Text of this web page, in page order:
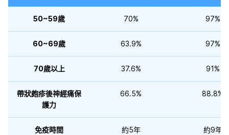
50~59歲 70% 97%
60~69歲 63.9% 97%
70歲以上 37.6% 91%
帶狀皰疹後神經痛保
護力
66.5% 88.8%
免疫時間 約5年 約9年